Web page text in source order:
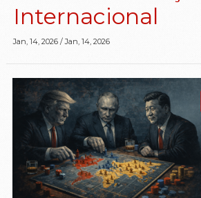
Internacional
Jan, 14, 2026 /Jan, 14, 2026